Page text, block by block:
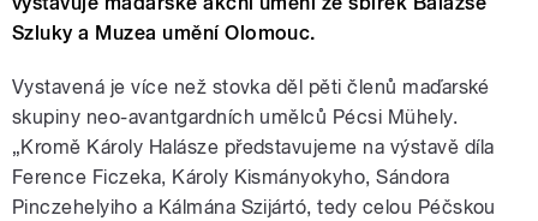
Szluky a Muzea umění Olomouc.
Vystavená je více než stovka děl pěti členů maďarské
skupiny neo-avantgardních umělců Pécsi Mühely.
„Kromě Károly Halásze představujeme na výstavě díla
Ference Ficzeka, Károly Kismányokyho, Sándora
Pinczehelyiho a Kálmána Szijártó, tedy celou Péčskou